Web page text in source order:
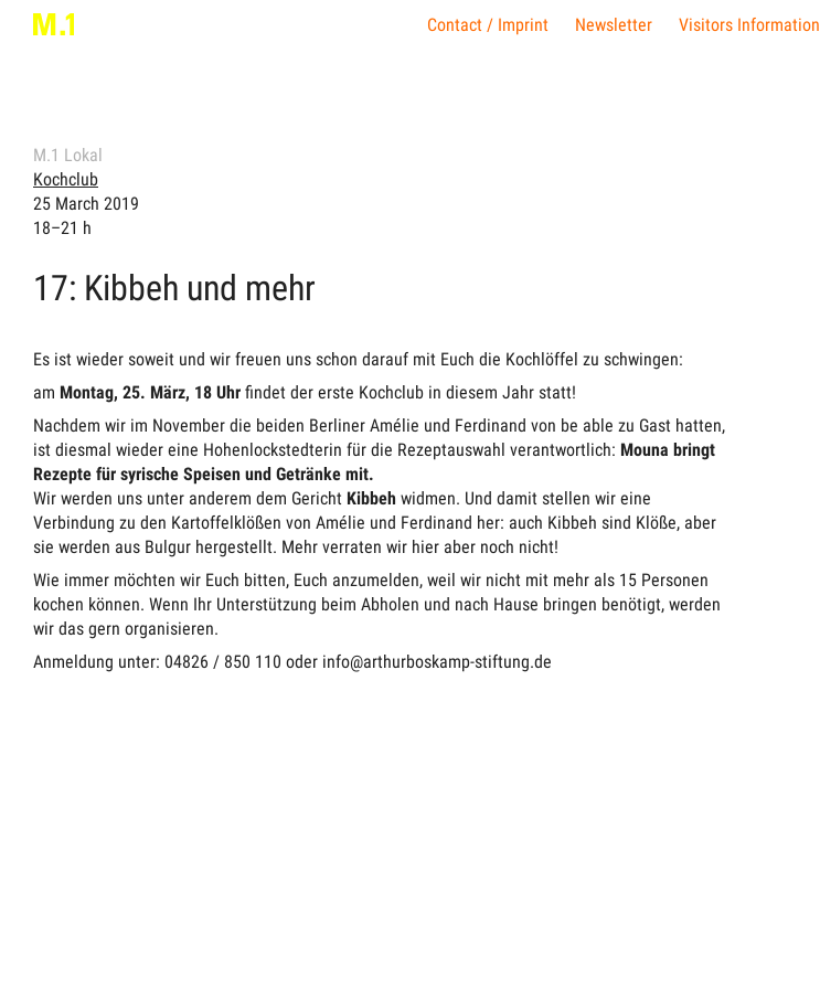
Contact / Imprint Newsletter Visitors Information
M.1 Lokal
Kochclub
25 March 2019
18–21 h
17: Kibbeh und mehr
Es ist wieder soweit und wir freuen uns schon darauf mit Euch die Kochlöffel zu schwingen:
am Montag, 25. März, 18 Uhr findet der erste Kochclub in diesem Jahr statt!
Nachdem wir im November die beiden Berliner Amélie und Ferdinand von be able zu Gast hatten,
ist diesmal wieder eine Hohenlockstedterin für die Rezeptauswahl verantwortlich: Mouna bringt
Rezepte für syrische Speisen und Getränke mit.
Wir werden uns unter anderem dem Gericht Kibbeh widmen. Und damit stellen wir eine
Verbindung zu den Kartoffelklößen von Amélie und Ferdinand her: auch Kibbeh sind Klöße, aber
sie werden aus Bulgur hergestellt. Mehr verraten wir hier aber noch nicht!
Wie immer möchten wir Euch bitten, Euch anzumelden, weil wir nicht mit mehr als 15 Personen
kochen können. Wenn Ihr Unterstützung beim Abholen und nach Hause bringen benötigt, werden
wir das gern organisieren.
Anmeldung unter: 04826 / 850 110 oder info@arthurboskamp-stiftung.de